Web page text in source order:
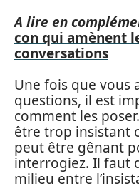
A lire en
con qui amènent
conversations
Une fois que vous
questions, il est
comment les
être trop insistant
peut être gênant
interrogiez. Il faut
milieu entre